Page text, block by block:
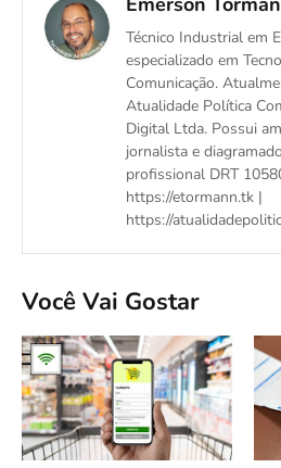
Técnico Industrial em
especializado em
Comunicação.
Atualidade Política
Digital Ltda. Possui
jornalista e
profissional DRT
https://etormann.tk |
https://
Você Vai Gostar